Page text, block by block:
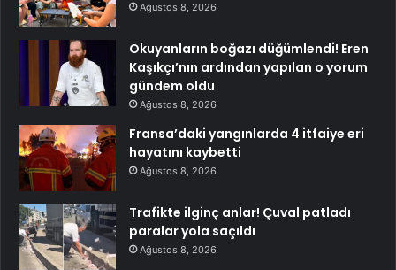
Ağustos 8, 2026
Okuyanların boğazı düğümlendi! Eren
Kaşıkçı’nın ardından yapılan o yorum
gündem oldu
Ağustos 8, 2026
Fransa’daki yangınlarda 4 itfaiye eri
hayatını kaybetti
Ağustos 8, 2026
Trafikte ilginç anlar! Çuval patladı
paralar yola saçıldı
Ağustos 8, 2026